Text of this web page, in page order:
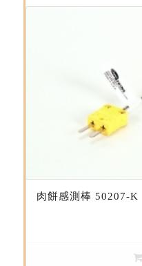
肉餅感測棒 50207-K